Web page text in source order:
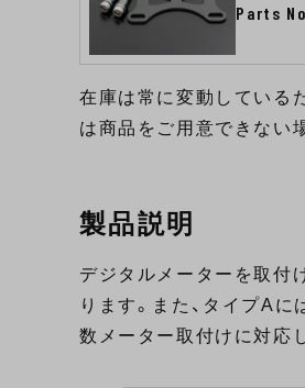
Parts
在庫は常に変動している
は商品をご用意できない
製品説明
デジタルメーターを取付
ります。また、タイプA
数メーター取付けに対応